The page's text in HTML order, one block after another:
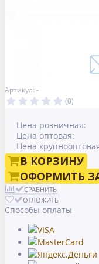
Артикул: -
(0)
Цена розничная:
Цена оптовая:
Цена
В КОРЗИНУ
ОФОРМИТЬ
СРАВНИТЬ
ОТЛОЖИТЬ
Способы оплаты